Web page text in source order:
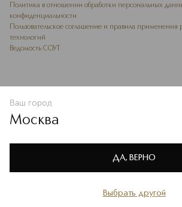
Политике конфиденциальности
Политика в отношении обработки персональных
конфиденциальности
Пользовательское соглашение и правила применения
технологий
Ведомость СОУТ
Избранное
Ваш город
Москва
Выбрать другой
ДА, ВЕРНО